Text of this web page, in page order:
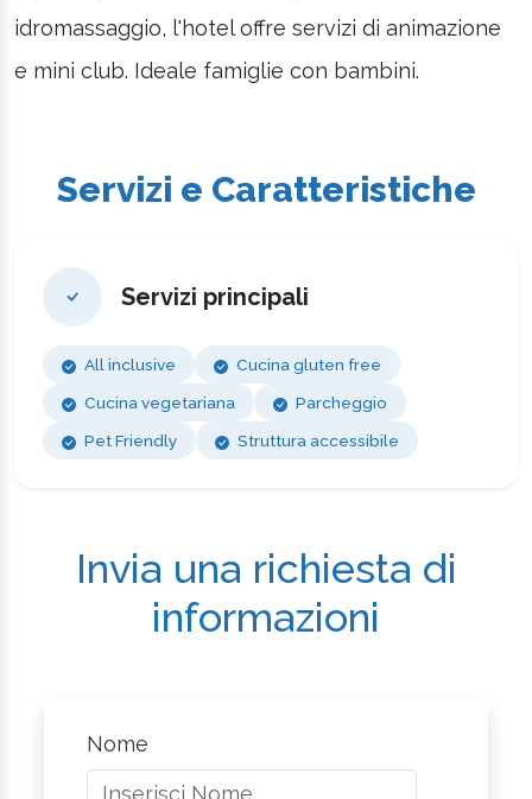
idromassaggio, l'hotel offre servizi di animazione
e mini club. Ideale famiglie con bambini.
Servizi e Caratteristiche
Servizi principali
All inclusive
Cucina gluten free
Cucina vegetariana
Parcheggio
Pet Friendly
Struttura accessibile
Invia una richiesta di
informazioni
Nome